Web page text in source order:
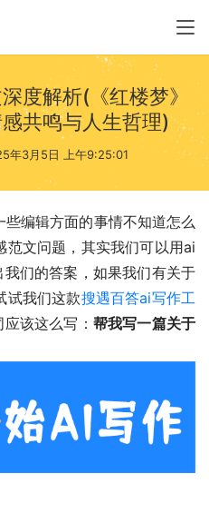
度解析(《红楼梦》
共鸣与人生哲理)
年3月5日 上午9:25:01
编辑方面的事情不知道怎么
范文问题，其实我们可以用ai
们的答案，如果我们有关于
试我们这款搜遇百答ai写作工
该这么写： 帮我写一篇关于